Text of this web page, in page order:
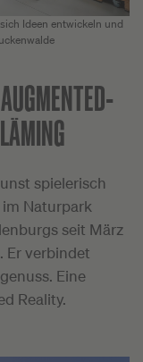
Ideen entwickeln und
spielerisch
Naturpark
seit März
. Er verbindet
Eine
Reality.